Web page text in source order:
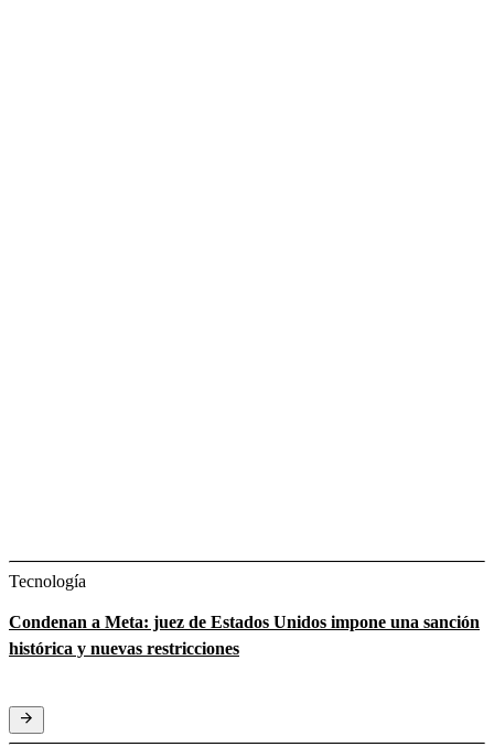
Tecnología
Condenan a Meta: juez de Estados Unidos impone una sanción
histórica y nuevas restricciones